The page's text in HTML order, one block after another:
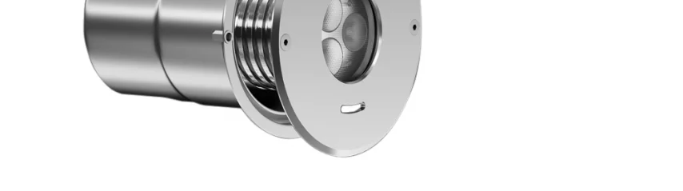
Пешеходные модули